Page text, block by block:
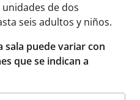
de dos
seis adultos y niños.
sala puede variar con
que se indican a